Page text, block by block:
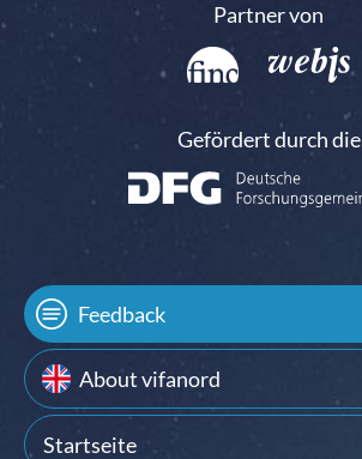
Partner von
Gefördert durch die
Feedback
About vifanord
Startseite